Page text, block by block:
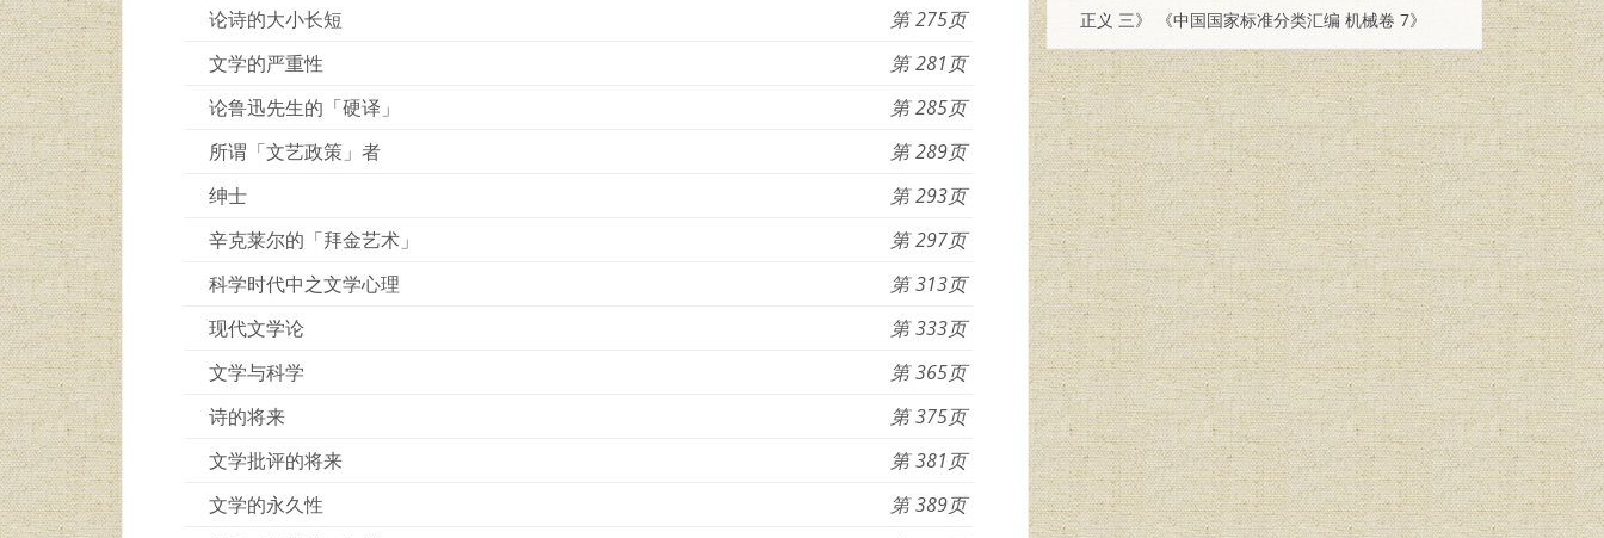
论诗的大小长短
275
文学的严重性
281
论鲁迅先生的「硬译」
285
所谓「文艺政策」者
289
绅士
293
辛克莱尔的「拜金艺术」
297
科学时代中之文学心理
313
现代文学论
333
文学与科学
365
诗的将来
375
文学批评的将来
381
文学的永久性
389
正义 三》
《中国国家标准分类汇编 机械卷 7》